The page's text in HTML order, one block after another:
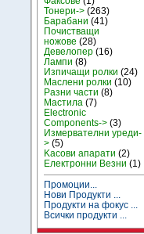
Тонери-> (263)
Барабани (41)
Почистващи
ножове (28)
Девелопер (16)
Лампи (8)
Изпичащи ролки (24)
Маслени ролки (10)
Разни части (8)
Мастила (7)
Electronic
Components-> (3)
Измервателни уреди-
> (5)
Kасови апарати (2)
Електронни Везни (1)
Промоции...
Нови Продукти ...
Продукти на фокус ...
Всички продукти ...